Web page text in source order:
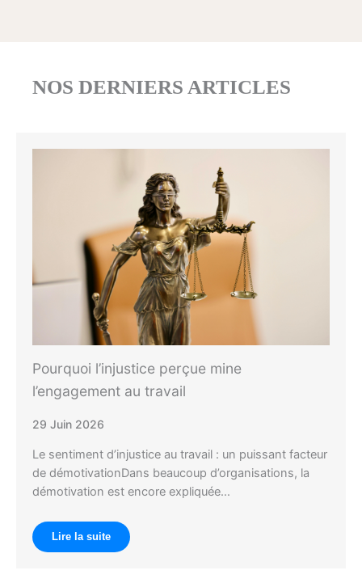
NOS DERNIERS ARTICLES
Pourquoi l’injustice perçue mine
l’engagement au travail
29 Juin 2026
Le sentiment d’injustice au travail : un puissant facteur
de démotivationDans beaucoup d’organisations, la
démotivation est encore expliquée…
Lire la suite